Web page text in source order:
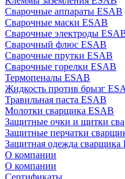
Сварочные аппараты ESAB
Сварочные маски ESAB
Сварочные электроды
Сварочный флюс ESAB
Сварочные прутки ESAB
Сварочные горелки ESAB
Термопеналы ESAB
Жидкость против брызг
Травильная паста ESAB
Молотки сварщика ESAB
Защитные очки и щитки
Защитные перчатки
Защитная одежда сварщика
О компании
О компании
Сертификаты